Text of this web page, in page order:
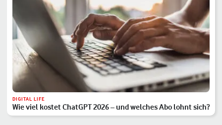
DIGITAL LIFE
Wie viel kostet ChatGPT 2026 – und welches Abo lohnt sich?